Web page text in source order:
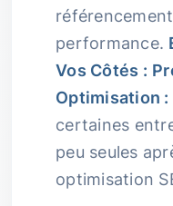
performance.
Vos Côtés :
Optimisation :
certaines
peu seules
optimisation